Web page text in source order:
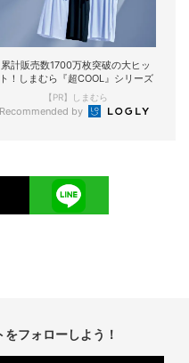
累計販売数1700万枚突破の大ヒッ
ト！しまむら『超COOL』シリーズ
【PR】しまむら
Recommended by
フォローしよう！